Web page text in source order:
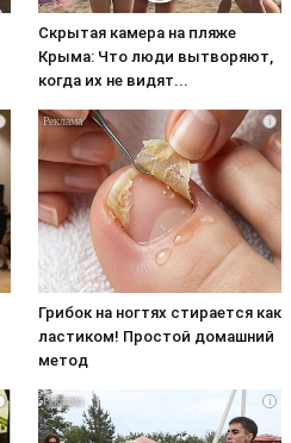
Скрытая камера на пляже
Крыма: Что люди вытворяют,
когда их не видят...
i
Грибок на ногтях стирается как
ластиком! Простой домашний
метод
i